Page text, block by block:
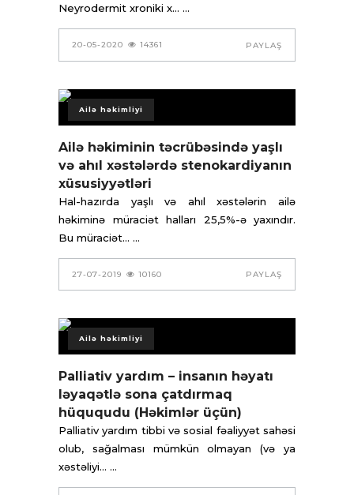
Neyrodermit xroniki x...
20-05-2020 14361 PAYLAŞ
Ailə həkimliyi
Ailə həkiminin təcrübəsində yaşlı
və ahıl xəstələrdə stenokardiyanın
xüsusiyyətləri
Hal-hazırda yaşlı və ahıl xəstələrin ailə
həkiminə müraciət halları 25,5%-ə yaxındır.
Bu müraciət...
27-07-2019 10160 PAYLAŞ
Ailə həkimliyi
Palliativ yardım – insanın həyatı
ləyaqətlə sona çatdırmaq
hüququdu (Həkimlər üçün)
Palliativ yardım tibbi və sosial fəaliyyət sahəsi
olub, sağalması mümkün olmayan (və ya
xəstəliyi...